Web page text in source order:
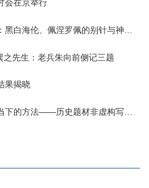
会在京举行
海伦、佩涅罗佩的别针与神秘入侵者
之先生：老兵朱向前侧记三题
果揭晓
方法——历史题材非虚构写作多人谈